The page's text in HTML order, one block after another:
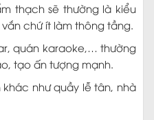
thạch sẽ thường là kiểu
chứ ít làm thông tầng.
quán karaoke,… thường
tạo ấn tượng mạnh.
như quầy lễ tân, nhà